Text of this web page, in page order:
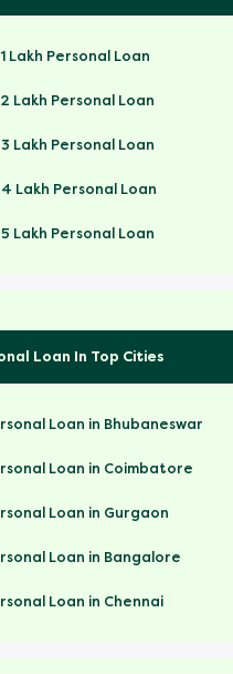
1 Lakh Personal Loan
2 Lakh Personal Loan
3 Lakh Personal Loan
4 Lakh Personal Loan
5 Lakh Personal Loan
Loan In Top Cities
Loan in Bhubaneswar
Loan in Coimbatore
Loan in Gurgaon
Loan in Bangalore
Loan in Chennai